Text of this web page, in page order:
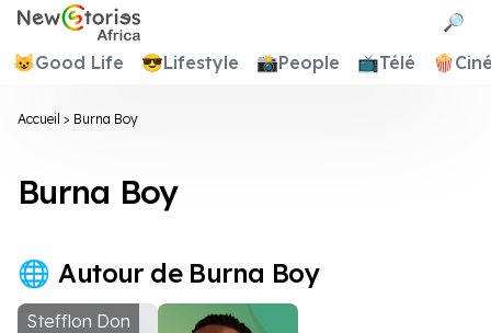
Newstories Africa
🔎
😺Good Life 😎Lifestyle 📸People 📺Télé 🍿
Accueil > Burna Boy
Burna Boy
Autour de Burna Boy
Stefflon Don